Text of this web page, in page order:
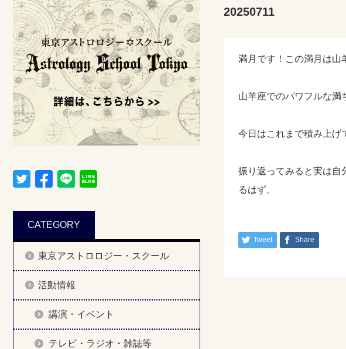
20250711
満月です！この満月は山
山羊座でのパワフルな満
今日はこれまで積み上げ
振り返ってみると実は自
るはず。
Tweet Share
CATEGORY
東京アストロロジー・スクール
活動情報
講演・イベント
テレビ・ラジオ・雑誌等